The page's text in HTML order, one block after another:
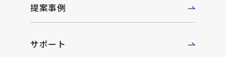
提案事例
サポート